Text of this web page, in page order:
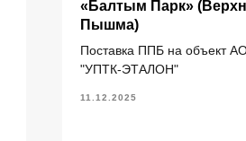
«Балтым Парк»
Пышма)
Поставка ППБ на объект
"УПТК-ЭТАЛОН"
11.12.2025
Главная
О компании
Каталог